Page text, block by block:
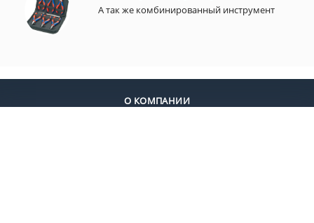
А так же комбинированный инструмент
О КОМПАНИИ